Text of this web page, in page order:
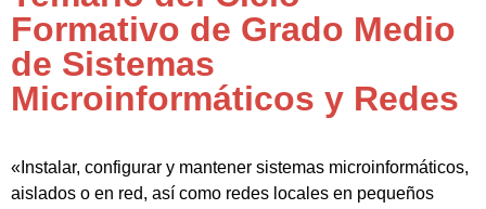
Formativo de Grado Medio
de Sistemas
Microinformáticos y Redes
«Instalar, configurar y mantener sistemas microinformáticos,
aislados o en red, así como redes locales en pequeños